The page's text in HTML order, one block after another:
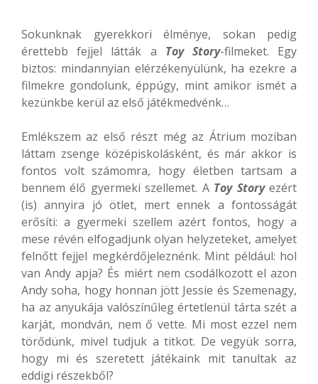
Sokunknak gyerekkori élménye, sokan pedig
érettebb fejjel látták a Toy Story-filmeket. Egy
biztos: mindannyian elérzékenyülünk, ha ezekre a
filmekre gondolunk, éppúgy, mint amikor ismét a
kezünkbe kerül az első játékmedvénk…
Emlékszem az első részt még az Átrium moziban
láttam zsenge középiskolásként, és már akkor is
fontos volt számomra, hogy életben tartsam a
bennem élő gyermeki szellemet. A Toy Storyezért
(is) annyira jó ötlet, mert ennek a fontosságát
erősíti: a gyermeki szellem azért fontos, hogy a
mese révén elfogadjunk olyan helyzeteket, amelyet
felnőtt fejjel megkérdőjeleznénk. Mint például: hol
van Andy apja? És miért nem csodálkozott el azon
Andy soha, hogy honnan jött Jessie és Szemenagy,
ha az anyukája valószínűleg értetlenül tárta szét a
karját, mondván, nem ő vette. Mi most ezzel nem
törődünk, mivel tudjuk a titkot. De vegyük sorra,
hogy mi és szeretett játékaink mit tanultak az
eddigi részekből?